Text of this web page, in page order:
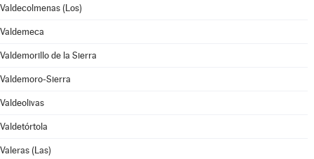
Valdecolmenas (Los)
Valdemeca
Valdemorillo de la Sierra
Valdemoro-Sierra
Valdeolivas
Valdetórtola
Valeras (Las)